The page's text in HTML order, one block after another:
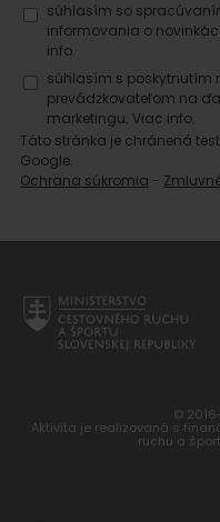
súhlasím so
informovania o
info.
súhlasím s poskytnutím
prevádzkovateľom na
marketingu. Viac info.
Táto stránka je chránená
Google.
Ochrana súkromia -
©
Aktivita je realizovaná s
ruchu a